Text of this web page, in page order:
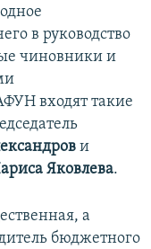
в руководство
чиновники и
входят такие
и
Яковлева.
а
бюджетного